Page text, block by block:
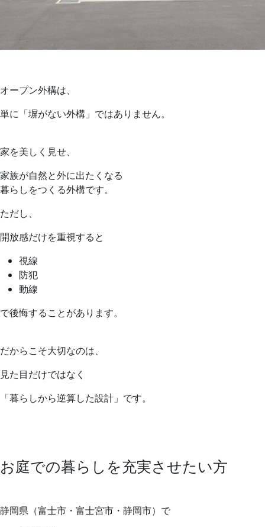
オープン外構は、
単に「塀がない外構」ではありません。
家を美しく見せ、
家族が自然と外に出たくなる
暮らしをつくる外構です。
ただし、
開放感だけを重視すると
視線
防犯
動線
で後悔することがあります。
だからこそ大切なのは、
見た目だけではなく
「暮らしから逆算した設計」です。
お庭での暮らしを充実させたい方
静岡県（富士市・富士宮市・静岡市）で